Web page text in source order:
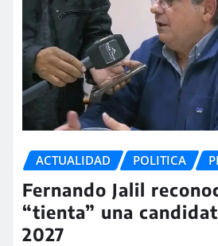
ACTUALIDAD POLITICA
Fernando Jalil
“tienta” una
2027